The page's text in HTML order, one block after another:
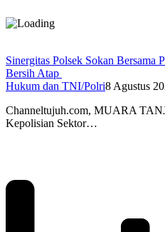
Sinergitas Polsek Sokan Bersama
Bersih Atap
Hukum dan TNI/Polri8 Agustus
Channeltujuh.com, MUARA
Kepolisian Sektor…